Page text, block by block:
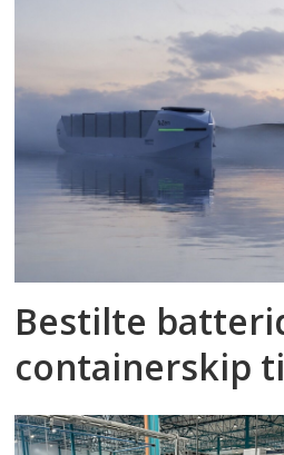
Bestilte
containerskip